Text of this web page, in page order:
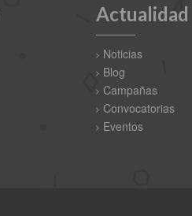
Actualidad
Noticias
Blog
Campañas
Convocatorias
Eventos